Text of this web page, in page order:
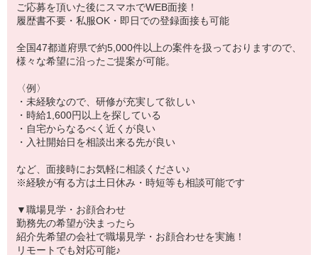
ご応募を頂いた後にスマホでWEB面接！
履歴書不要・私服OK・即日での登録面接も可能
全国47都道府県で約5,000件以上の案件を扱っておりますので、
様々な希望に沿ったご提案が可能。
〈例〉
・未経験なので、研修が充実して欲しい
・時給1,600円以上を探している
・自宅からなるべく近くが良い
・入社開始日を相談出来る先が良い
など、面接時にお気軽に相談ください♪
※経験が有る方は土日休み・時短等も相談可能です
▼職場見学・お顔合わせ
勤務先の希望が決まったら
紹介先希望の会社で職場見学・お顔合わせを実施！
リモートでも対応可能♪